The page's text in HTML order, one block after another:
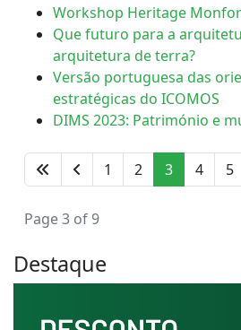
Workshop Heritage
Que futuro para a
arquitetura de terra?
Versão portuguesa das
estratégicas do ICOMOS
DIMS 2023: Património e
1 2 3 4 5
Page 3 of 9
Destaque